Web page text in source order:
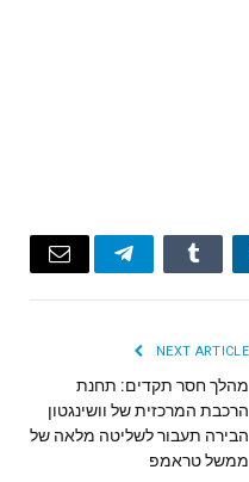
Tumblr
Telegram
Email
NEXT ARTICLE
מהלך חסר תקדים: תחנת
הרכבת המרכזית של וושינגטון
הבירה תעבור לשליטה מלאה של
ממשל טראמפ